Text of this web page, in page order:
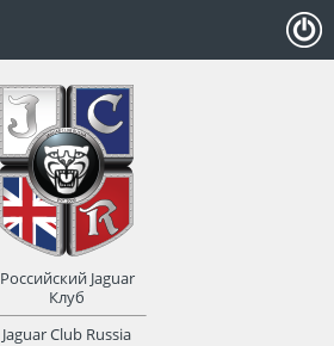
Российский Jaguar
Клуб
Jaguar Club Russia